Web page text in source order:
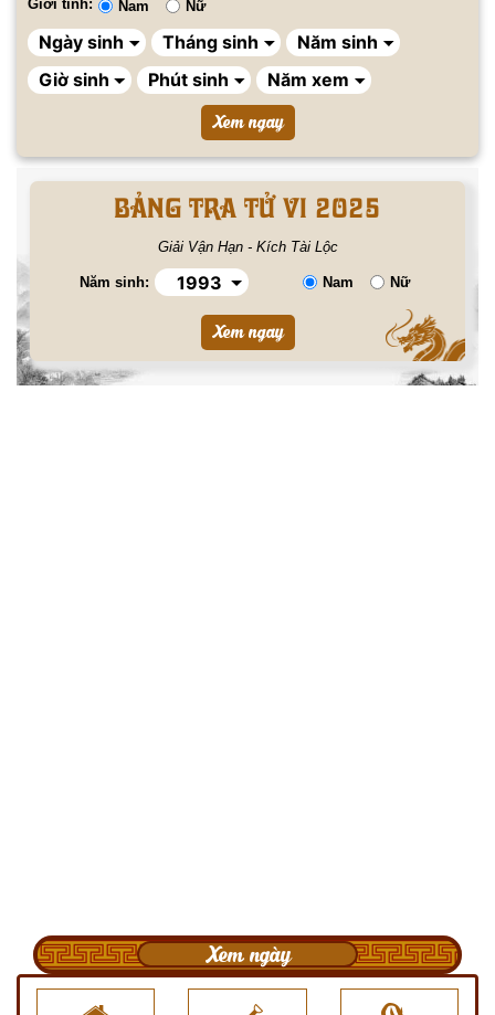
Giới tính: Nam Nữ
BẢNG TRA TỬ VI 2025
Giải Vận Hạn - Kích Tài Lộc
Năm sinh: Nam Nữ
Xem ngày